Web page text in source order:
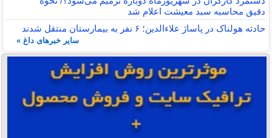
دقیق محاسبه سبد معیشت اعلام شد
حادثه هولناک در پاساژ علاءالدین؛ ۶ نفر به بیمارستان منتقل شدند
سایر خبرهای داغ »